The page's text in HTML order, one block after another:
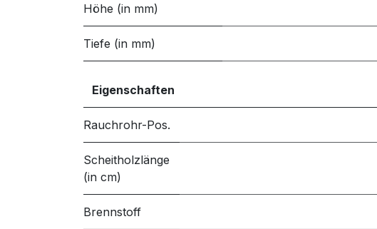
Höhe (in mm)
Tiefe (in mm)
Eigenschaften
Rauchrohr-Pos.
Scheitholzlänge
(in cm)
Brennstoff